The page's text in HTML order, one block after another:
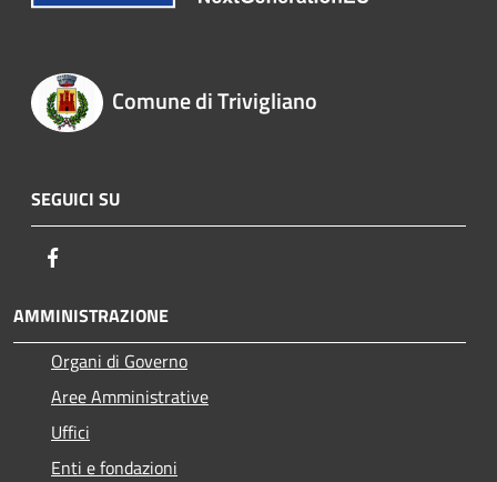
Comune di Trivigliano
SEGUICI SU
AMMINISTRAZIONE
Organi di Governo
Aree Amministrative
Uffici
Enti e fondazioni